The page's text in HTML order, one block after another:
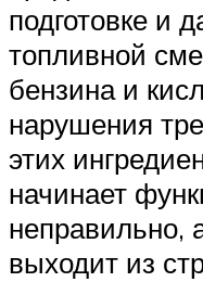
подготовке и
топливной
бензина и
нарушения
этих
начинает
неправильно,
выходит из